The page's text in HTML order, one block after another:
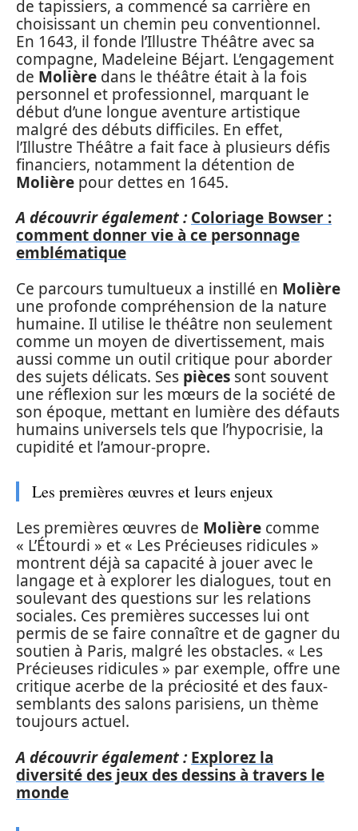
de tapissiers, a commencé sa carrière en
choisissant un chemin peu conventionnel.
En 1643, il fonde l’Illustre Théâtre avec sa
compagne, Madeleine Béjart. L’engagement
de Molière dans le théâtre était à la fois
personnel et professionnel, marquant le
début d’une longue aventure artistique
malgré des débuts difficiles. En effet,
l’Illustre Théâtre a fait face à plusieurs défis
financiers, notamment la détention de
Molière pour dettes en 1645.
A découvrir également : Coloriage Bowser :
comment donner vie à ce personnage
emblématique
Ce parcours tumultueux a instillé en Molière
une profonde compréhension de la nature
humaine. Il utilise le théâtre non seulement
comme un moyen de divertissement, mais
aussi comme un outil critique pour aborder
des sujets délicats. Ses pièces sont souvent
une réflexion sur les mœurs de la société de
son époque, mettant en lumière des défauts
humains universels tels que l’hypocrisie, la
cupidité et l’amour-propre.
Les premières œuvres et leurs enjeux
Les premières œuvres de Molière comme
« L’Étourdi » et « Les Précieuses ridicules »
montrent déjà sa capacité à jouer avec le
langage et à explorer les dialogues, tout en
soulevant des questions sur les relations
sociales. Ces premières successes lui ont
permis de se faire connaître et de gagner du
soutien à Paris, malgré les obstacles. « Les
Précieuses ridicules » par exemple, offre une
critique acerbe de la préciosité et des faux-
semblants des salons parisiens, un thème
toujours actuel.
A découvrir également : Explorez la
diversité des jeux des dessins à travers le
monde